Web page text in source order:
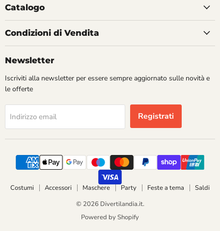
Catalogo
Condizioni di Vendita
Newsletter
Iscriviti alla newsletter per essere sempre aggiornato sulle novità e
le offerte
Indirizzo email Registrati
Costumi Accessori Maschere Party Feste a tema
Saldi
© 2026 Divertilandia.it.
Powered by Shopify